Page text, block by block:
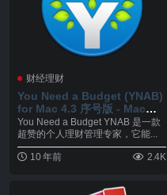
财经理财
You Need a Budget (YNAB)
for Mac 4.3 序号版 - Mac上
优秀的财务预算软件
You Need a Budget YNAB 是一款
超赞的个人理财管理专家，它能...
10 年前 2.4K